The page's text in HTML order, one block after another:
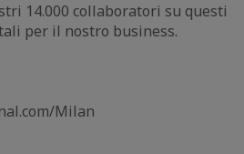
14.000 collaboratori su questi
per il nostro business.
Milan